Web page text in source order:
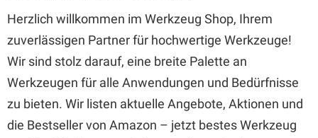
Herzlich willkommen im Werkzeug Shop, Ihrem
zuverlässigen Partner für hochwertige Werkzeuge!
Wir sind stolz darauf, eine breite Palette an
Werkzeugen für alle Anwendungen und Bedürfnisse
zu bieten. Wir listen aktuelle Angebote, Aktionen und
die Bestseller von Amazon – jetzt bestes Werkzeug